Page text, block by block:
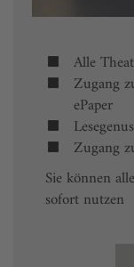
Alle
Zugang
ePaper
Zugang
Sie können
sofort nutzen